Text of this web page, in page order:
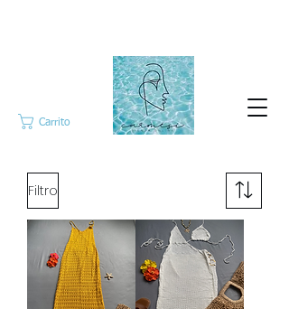
Carrito
Filtro